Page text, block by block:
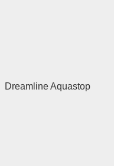
Dreamline Aquastop